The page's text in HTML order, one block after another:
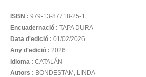
ISBN : 979-13-87718-25-1
Encuadernació : TAPA DURA
Data d'edició : 01/02/2026
Any d'edició : 2026
Idioma : CATALÁN
Autors : BONDESTAM, LINDA